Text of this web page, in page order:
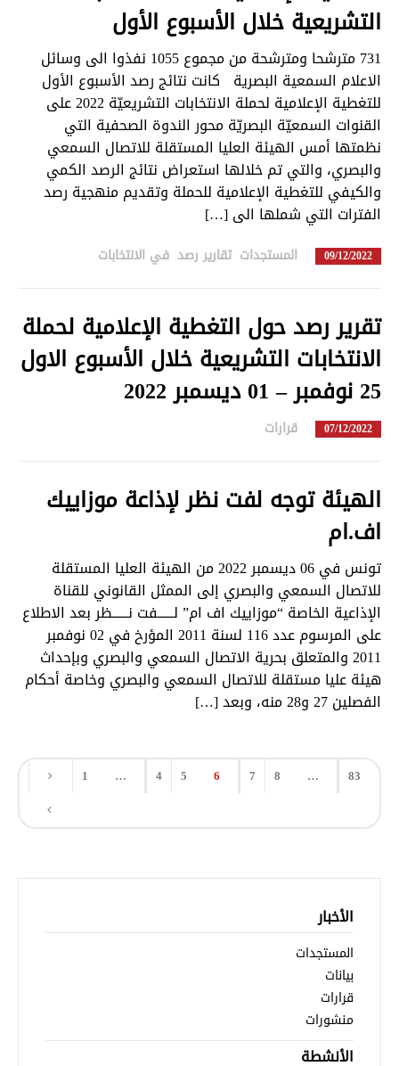
التشريعية خلال الأسبوع الأول
731 مترشحا ومترشحة من مجموع 1055 نفذوا الى وسائل
الاعلام السمعية البصرية كانت نتائج رصد الأسبوع الأول
للتغطية الإعلامية لحملة الانتخابات التشريعيّة 2022 على
القنوات السمعيّة البصريّة محور الندوة الصحفية التي
نظمتها أمس الهيئة العليا المستقلة للاتصال السمعي
والبصري، والتي تم خلالها استعراض نتائج الرصد الكمي
والكيفي للتغطية الإعلامية للحملة وتقديم منهجية رصد
الفترات التي شملها الى […]
09/12/2022 المستجدات ,تقارير رصد في الانتخابات
تقرير رصد حول التغطية الإعلامية لحملة
الانتخابات التشريعية خلال الأسبوع الاول
25 نوفمبر – 01 ديسمبر 2022
07/12/2022 قرارات
الهيئة توجه لفت نظر لإذاعة موزاييك
اف.ام
تونس في 06 ديسمبر 2022 من الهيئة العليا المستقلة
للاتصال السمعي والبصري إلى الممثل القانوني للقناة
الإذاعية الخاصة “موزاييك اف ام” لــــــفت نــــــظر بعد الاطلاع
على المرسوم عدد 116 لسنة 2011 المؤرخ في 02 نوفمبر
2011 والمتعلق بحرية الاتصال السمعي والبصري وبإحداث
هيئة عليا مستقلة للاتصال السمعي والبصري وخاصة أحكام
الفصلين 27 و28 منه، وبعد […]
1 … 4 5 6 7 8 … 83
الأخبار
المستجدات
بيانات
قرارات
منشورات
الأنشطة
تبديل اللغة